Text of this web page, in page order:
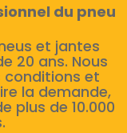
du pneu
et jantes
20 ans. Nous
conditions et
la demande,
plus de 10.000